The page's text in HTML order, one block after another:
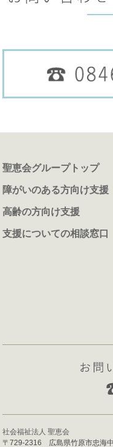
聖恵会グループトップ
障がいのある方向け支援
高齢の方向け支援
支援についての相談窓口
社会福祉法人 聖恵会
〒729-2316 広島県竹原市忠海